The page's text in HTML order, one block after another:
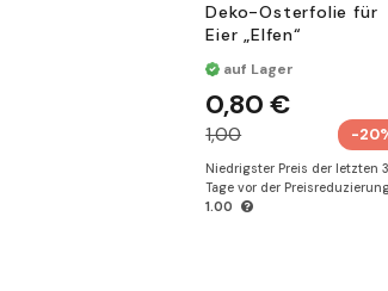
Deko-Osterfolie für
Eier „Elfen“
auf Lager
0,80 €
1,00 -
Niedrigster Preis der letzten
Tage vor der
1.00